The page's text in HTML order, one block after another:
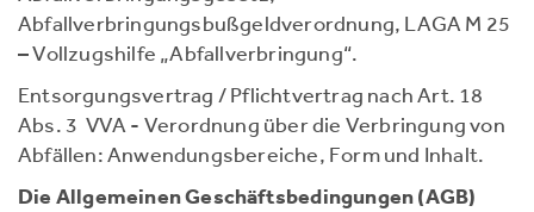
Abfallverbringungsbußgeldverordnung, LAGA M 25
– Vollzugshilfe „Abfallverbringung“.
Entsorgungsvertrag / Pflichtvertrag nach Art. 18
Abs. 3 VVA - Verordnung über die Verbringung von
Abfällen: Anwendungsbereiche, Form und Inhalt.
Die Allgemeinen Geschäftsbedingungen (AGB)